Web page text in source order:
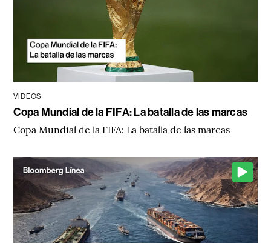
VIDEOS
Copa Mundial de la FIFA: La batalla de las marcas
Copa Mundial de la FIFA: La batalla de las marcas